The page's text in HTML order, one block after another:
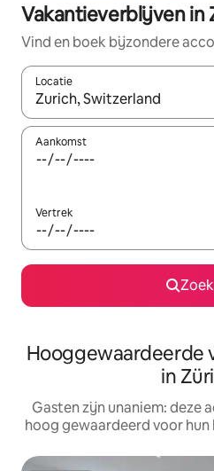
Vakantieverblijven in
Vind en boek bijzondere
Locatie
Wanneer er resultaten
Aankomst
Vertrek
Hooggewaardeerde
in
Gasten zijn unaniem: deze
hoog gewaardeerd voor